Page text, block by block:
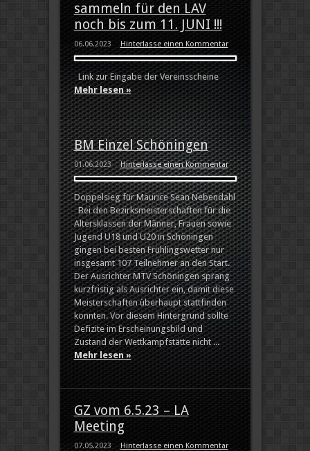
sammeln für den LAV
noch bis zum 11. JUNI !!!
06.06.2023 Hinterlasse einen Kommentar
Link zur Eingabe der Vereinsscheine
Mehr lesen »
BM Einzel Schöningen
01.06.2023 Hinterlasse einen Kommentar
Doppelsieg für Maurice Sean Nebendahl
Bei den Bezirksmeisterschaften für die
Altersklassen der Männer, Frauen sowie
Jugend U18 und U20 in Schöningen
gingen bei besten Frühlingswetter nur
insgesamt 107 Teilnehmer an den Start.
Der Ausrichter MTV Schöningen sprang
kurzfristig als Ausrichter ein, damit diese
Meisterschaften überhaupt stattfinden
konnten. Vor diesem Hintergrund sollte
Defizite im Erscheinungsbild und
Zustand der Wettkampfstätte nicht ...
Mehr lesen »
GZ vom 6.5.23 – LA
Meeting
07.05.2023 Hinterlasse einen Kommentar